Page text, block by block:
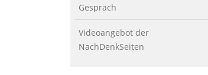
Gespräch
Videoangebot der
NachDenkSeiten